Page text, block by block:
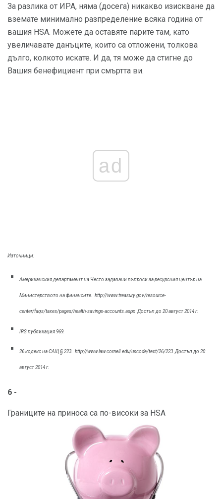
За разлика от ИРА, няма (досега) никакво изискване да
вземате минимално разпределение всяка година от
вашия HSA. Можете да оставяте парите там, като
увеличавате данъците, които са отложени, толкова
дълго, колкото искате. И да, тя може да стигне до
Вашия бенефициент при смъртта ви.
ad
Източници:
Американския департамент на Често задавани въпроси за ресурсния център на
Министерството на финансите. http://www.treasury.gov/resource-
center/faqs/taxes/pages/health-savings-accounts.aspx Достъп до 20 август 2014 г.
IRS публикация 969.
26 кодекс на САЩ § 223. http://www.law.cornell.edu/uscode/text/26/223 Достъп до 20
август 2014 г.
6 -
Границите на приноса са по-високи за HSA